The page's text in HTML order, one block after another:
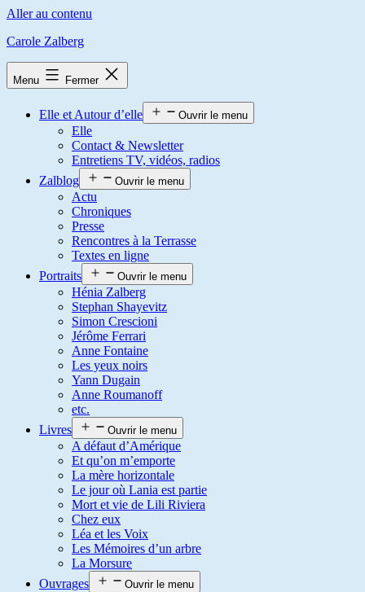
Aller au contenu
Carole Zalberg
Menu Fermer
Elle et Autour d’elle Ouvrir le menu
Elle
Contact & Newsletter
Entretiens TV, vidéos, radios
Zalblog
Ouvrir le menu
Actu
Chroniques
Presse
Rencontres à la Terrasse
Textes en ligne
Portraits
Ouvrir le menu
Hénia Zalberg
Stephan Shayevitz
Simon Crescioni
Jérôme Ferrari
Anne Fontaine
Les yeux noirs
Yann Dugain
Anne Roumanoff
etc.
Livres
Ouvrir le menu
A défaut d’Amérique
Et qu’on m’emporte
La mère horizontale
Le jour où Lania est partie
Mort et vie de Lili Riviera
Chez eux
Léa et les Voix
Les Mémoires d’un arbre
La Morsure
Ouvrages
Ouvrir le menu